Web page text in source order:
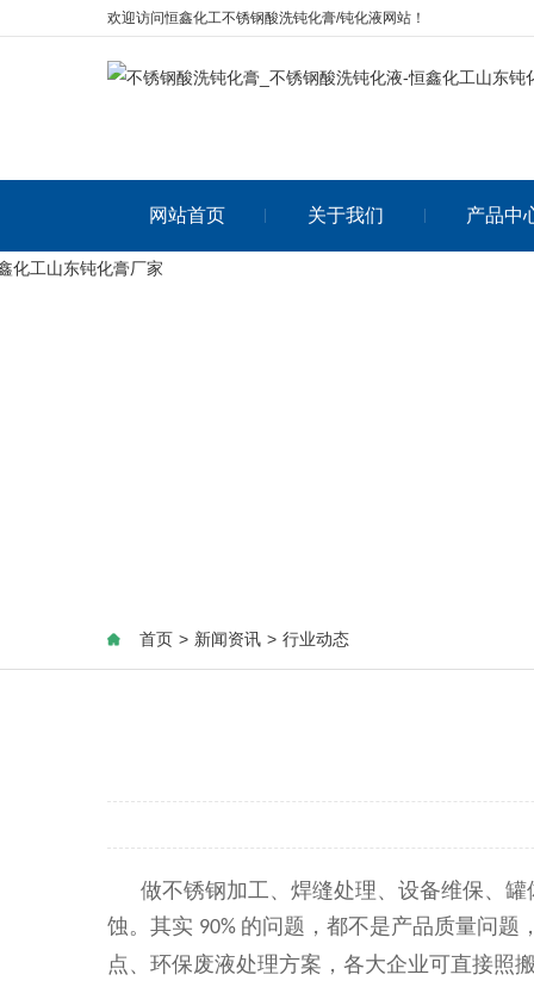
欢迎访问恒鑫化工不锈钢酸洗钝化膏/钝化液网站！
网站首页 关于我们 产品中
首页 > 新闻资讯 > 行业动态
做不锈钢加工、焊缝处理、设备维保、
蚀。其实 90% 的问题，都不是产品质量问题
点、环保废液处理方案，各大企业可直接照